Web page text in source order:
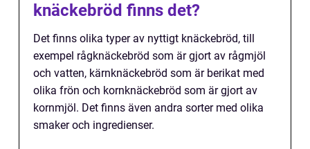
knäckebröd finns det?
Det finns olika typer av nyttigt knäckebröd, till
exempel rågknäckebröd som är gjort av rågmjöl
och vatten, kärnknäckebröd som är berikat med
olika frön och kornknäckebröd som är gjort av
kornmjöl. Det finns även andra sorter med olika
smaker och ingredienser.